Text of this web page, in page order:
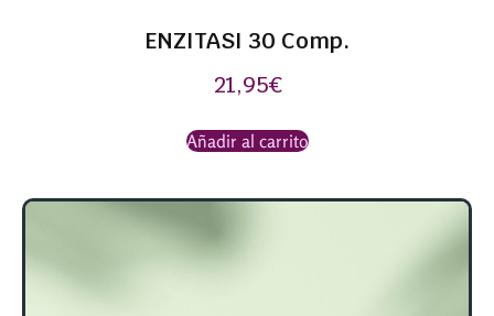
ENZITASI 30 Comp.
21,95€
Añadir al carrito